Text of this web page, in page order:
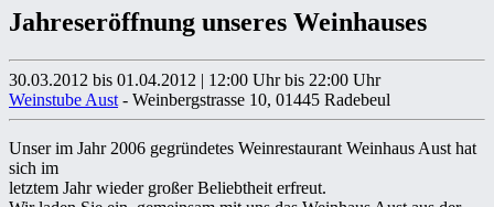
Jahreseröffnung unseres Weinhauses
30.03.2012 bis 01.04.2012 | 12:00 Uhr bis 22:00 Uhr
Weinstube Aust - Weinbergstrasse 10, 01445 Radebeul
Unser im Jahr 2006 gegründetes Weinrestaurant Weinhaus Aust hat
sich im
letztem Jahr wieder großer Beliebtheit erfreut.